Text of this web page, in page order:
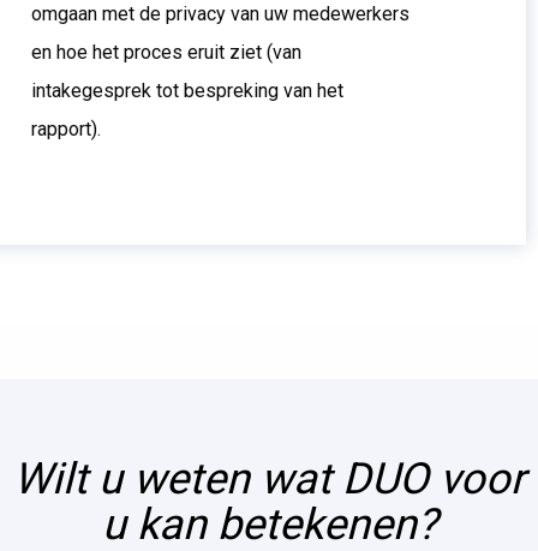
omgaan met de privacy van uw medewerkers
en hoe het proces eruit ziet (van
intakegesprek tot bespreking van het
rapport).
Wilt u weten wat DUO voor
u kan betekenen?